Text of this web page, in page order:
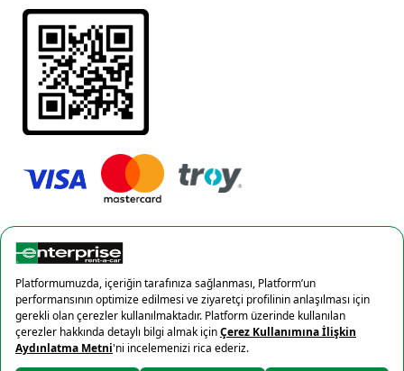
Gizlilik Politikası
Çerez politikası
×